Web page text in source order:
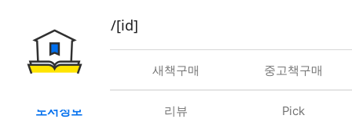
book/rent/[id]
대여 새책구매 중고책구매
도서정보 리뷰 Pick